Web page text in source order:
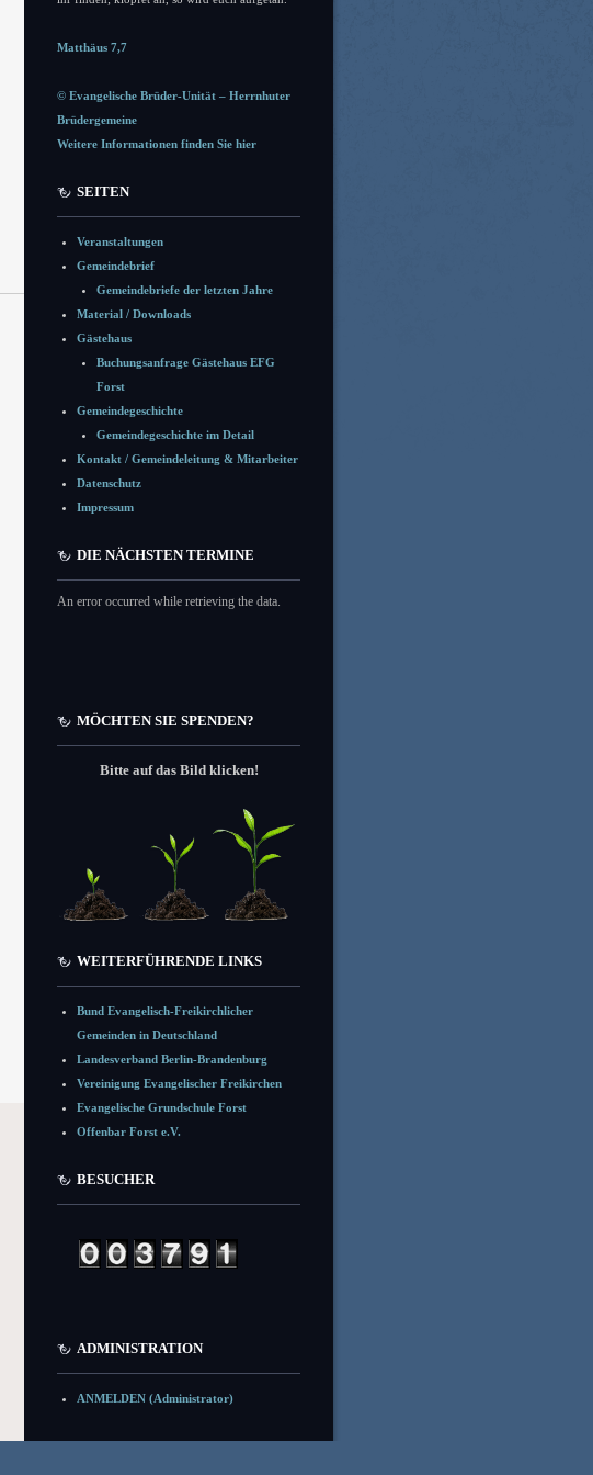
Matthäus 7,7
© Evangelische Brüder-Unität – Herrnhuter
Brüdergemeine
Weitere Informationen finden Sie hier
SEITEN
Veranstaltungen
Gemeindebrief
Gemeindebriefe der letzten Jahre
Material / Downloads
Gästehaus
Buchungsanfrage Gästehaus EFG
Forst
Gemeindegeschichte
Gemeindegeschichte im Detail
Kontakt / Gemeindeleitung & Mitarbeiter
Datenschutz
Impressum
DIE NÄCHSTEN TERMINE
An error occurred while retrieving the data.
MÖCHTEN SIE SPENDEN?
Bitte auf das Bild klicken!
WEITERFÜHRENDE LINKS
Bund Evangelisch-Freikirchlicher
Gemeinden in Deutschland
Landesverband Berlin-Brandenburg
Vereinigung Evangelischer Freikirchen
Evangelische Grundschule Forst
Offenbar Forst e.V.
BESUCHER
ADMINISTRATION
ANMELDEN (Administrator)